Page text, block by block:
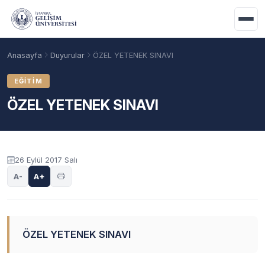
Ana içeriğe geç
Akademik Takvim Burslar Taban Puanlar
Anasayfa Duyurular ÖZEL YETENEK SINAVI
EĞITIM
ÖZEL YETENEK SINAVI
Duyuru içeriği
26 Eylül 2017 Salı
A- A+
ÖZEL YETENEK SINAVI